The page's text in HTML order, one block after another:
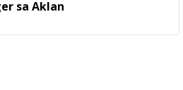
sa Aklan